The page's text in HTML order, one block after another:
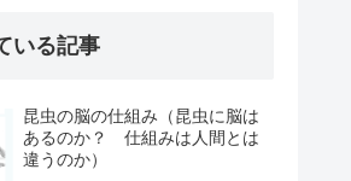
いる記事
昆虫の脳の仕組み（昆虫に脳は
あるのか？ 仕組みは人間とは
違うのか）